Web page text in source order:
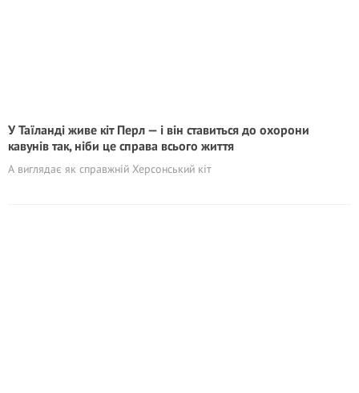
У Таїланді живе кіт Перл — і він ставиться до охорони
кавунів так, ніби це справа всього життя
А виглядає як справжній Херсонський кіт